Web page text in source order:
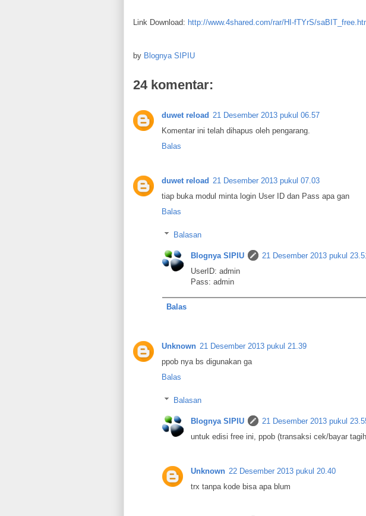
Link Download: http://www.4shared.com/rar/HI-fTYrS/
by Blognya SIPIU
24 komentar:
duwet reload 21 Desember 2013 pukul 06.57
Komentar ini telah dihapus oleh pengarang.
Balas
duwet reload 21 Desember 2013 pukul 07.03
tiap buka modul minta login User ID dan Pass apa gan
Balas
Balasan
Blognya SIPIU
21 Desember 2013 pukul
UserID: admin
Pass: admin
Balas
Unknown 21 Desember 2013 pukul 21.39
ppob nya bs digunakan ga
Balas
Balasan
Blognya SIPIU
21 Desember 2013 pukul
untuk edisi free ini, ppob (transaksi cek/bayar
Unknown 22 Desember 2013 pukul 20.40
trx tanpa kode bisa apa blum